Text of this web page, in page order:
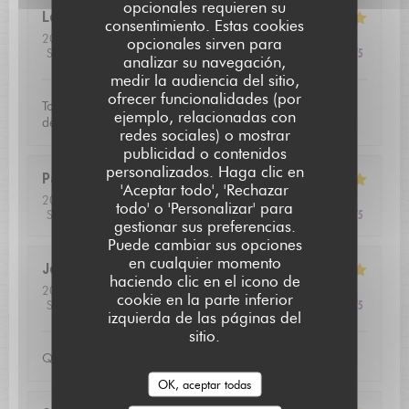
opcionales requieren su
consentimiento. Estas cookies
opcionales sirven para
analizar su navegación,
medir la audiencia del sitio,
ofrecer funcionalidades (por
ejemplo, relacionadas con
redes sociales) o mostrar
publicidad o contenidos
personalizados. Haga clic en
'Aceptar todo', 'Rechazar
todo' o 'Personalizar' para
gestionar sus preferencias.
Puede cambiar sus opciones
en cualquier momento
haciendo clic en el icono de
cookie en la parte inferior
izquierda de las páginas del
sitio.
OK, aceptar todas
Léo
2026-08-01
- 19:30 - Invitados 2
Servicio
Ambiente: 4/5 Menú: 5 /5 Calidad / Precio /5
Tout était très bon avec une mention particulière pour les
desserts et mignardises.
Pascal
2026-08-01
- 13:00 - Invitados 2
Servicio
Ambiente : 4/5 Menú: 5/5 Calidad / Precio /5
Jean louis
2026-07-24 - 12:30 - Invitados 2
Servicio
Ambiente : 5/5 Menú: 5 /5 Calidad / Precio /5
Qualite de l'accueil
L'AUBERGE SAINT JEAN